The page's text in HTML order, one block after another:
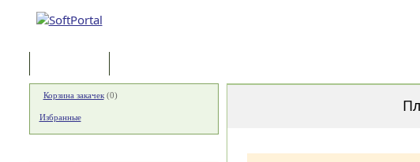
Корзина закачек(0)
Избранные